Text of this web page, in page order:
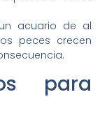
acuario de al
peces crecen
para